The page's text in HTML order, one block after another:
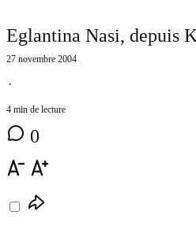
Eglantina Nasi, depuis
27 novembre 2004
⋅
4 min de lecture
0